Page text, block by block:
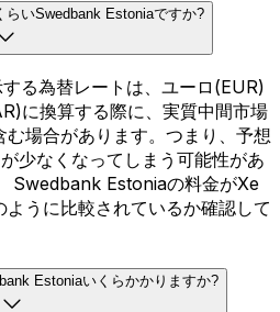
いSwedbank Estoniaですか?
る為替レートは、ユーロ(EUR)
に換算する際に、実質中間市場
場合があります。つまり、予想
少なくなってしまう可能性があ
Swedbank Estoniaの料金がXe
うに比較されているか確認して
Estoniaいくらかかりますか?